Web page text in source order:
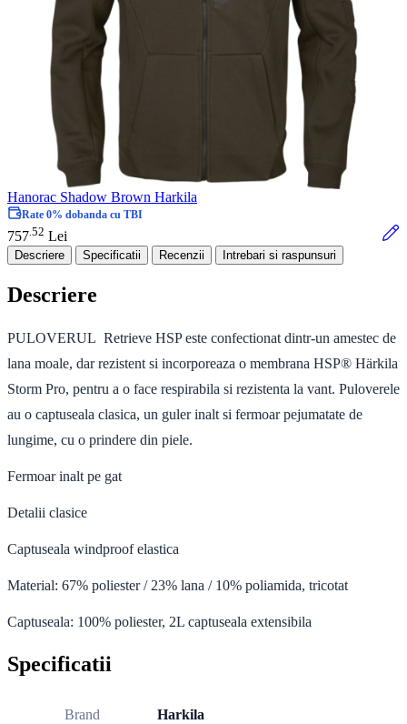
Hanorac Shadow Brown Harkila
Rate 0% dobanda cu TBI
757 52 Lei
Descriere Specificatii Recenzii Intrebari si raspunsuri
Descriere
PULOVERUL Retrieve HSP este confectionat dintr-un amestec de
lana moale, dar rezistent si incorporeaza o membrana HSP® Härkila
Storm Pro, pentru a o face respirabila si rezistenta la vant. Puloverele
au o captuseala clasica, un guler inalt si fermoar pejumatate de
lungime, cu o prindere din piele.
Fermoar inalt pe gat
Detalii clasice
Captuseala windproof elastica
Material: 67% poliester / 23% lana / 10% poliamida, tricotat
Captuseala: 100% poliester, 2L captuseala extensibila
Specificatii
Brand Harkila